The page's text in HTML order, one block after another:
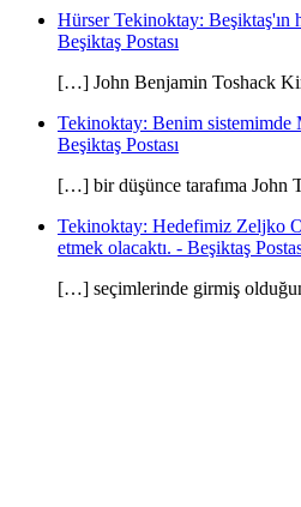
Hürser Tekinoktay: Beşiktaş'ın
Beşiktaş Postası
[…] John Benjamin Toshack
Tekinoktay: Benim sistemimde
Beşiktaş Postası
[…] bir düşünce tarafıma John
Tekinoktay: Hedefimiz Zeljko
etmek olacaktı. - Beşiktaş
[…] seçimlerinde girmiş